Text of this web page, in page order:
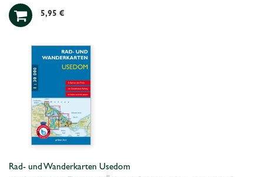
 5,95 €
Rad- und Wanderkarten Usedom